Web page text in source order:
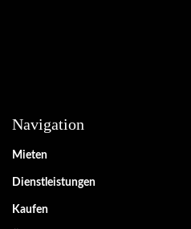
Navigation
Mieten
Dienstleistungen
Kaufen